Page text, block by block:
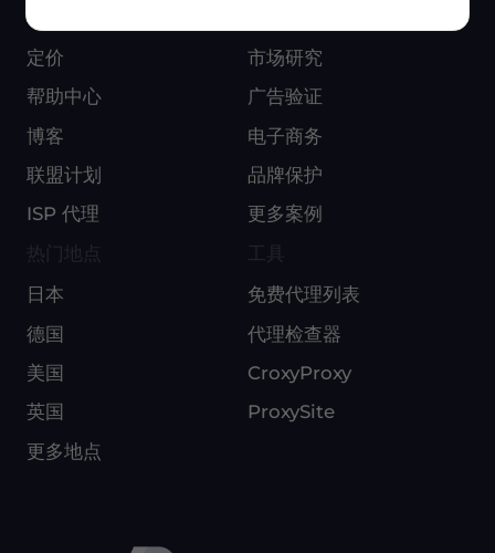
服务
定价
帮助中心
博客
联盟计划
ISP 代理
市场研究
广告验证
电子商务
品牌保护
更多案例
日本
德国
美国
英国
更多地点
免费代理列表
代理检查器
CroxyProxy
ProxySite